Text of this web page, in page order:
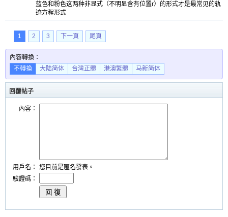
蓝色和粉色这两种非显式（不明显含有位置r）的形式才是最常见的轨
迹方程形式
1 2 3 下一頁 尾頁
內容轉換：
不轉換
大陆简体 台灣正體 港澳繁體 马新简体
回覆帖子
內容：
用戶名：
您目前是匿名發表。
驗證碼：